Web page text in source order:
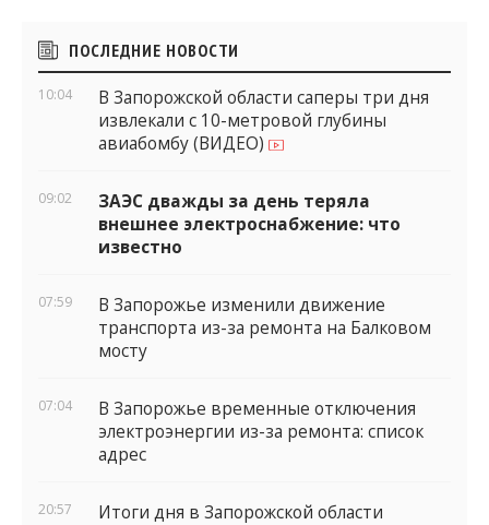
Боковые
виджеты
ПОСЛЕДНИЕ НОВОСТИ
10:04
В Запорожской области саперы три дня
извлекали с 10-метровой глубины
авиабомбу (ВИДЕО)
09:02
ЗАЭС дважды за день теряла
внешнее электроснабжение: что
известно
07:59
В Запорожье изменили движение
транспорта из-за ремонта на Балковом
мосту
07:04
В Запорожье временные отключения
электроэнергии из-за ремонта: список
адрес
20:57 Итоги дня в Запорожской области